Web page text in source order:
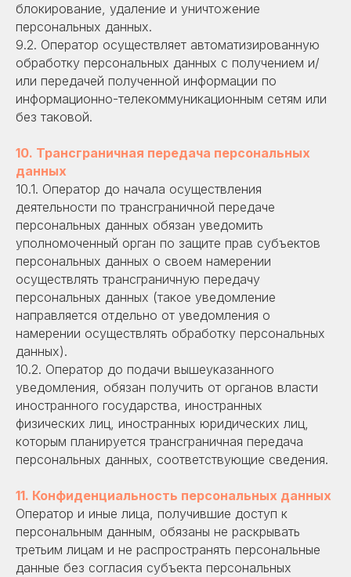
блокирование, удаление и уничтожение
персональных данных.
9.2. Оператор осуществляет автоматизированную
обработку персональных данных с получением и/
или передачей полученной информации по
информационно-телекоммуникационным сетям или
без таковой.
10. Трансграничная передача персональных
данных
10.1. Оператор до начала осуществления
деятельности по трансграничной передаче
персональных данных обязан уведомить
уполномоченный орган по защите прав субъектов
персональных данных о своем намерении
осуществлять трансграничную передачу
персональных данных (такое уведомление
направляется отдельно от уведомления о
намерении осуществлять обработку персональных
данных).
10.2. Оператор до подачи вышеуказанного
уведомления, обязан получить от органов власти
иностранного государства, иностранных
физических лиц, иностранных юридических лиц,
которым планируется трансграничная передача
персональных данных, соответствующие сведения.
11. Конфиденциальность персональных данных
Оператор и иные лица, получившие доступ к
персональным данным, обязаны не раскрывать
третьим лицам и не распространять персональные
данные без согласия субъекта персональных